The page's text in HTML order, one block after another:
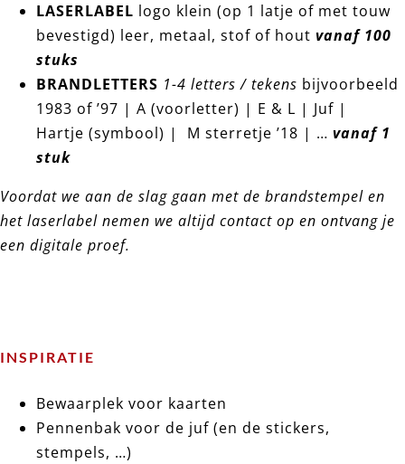
LASERLABEL logo klein (op 1 latje of met touw
bevestigd) leer, metaal, stof of hout vanaf 100
stuks
BRANDLETTERS 1-4 letters / tekens bijvoorbeeld
1983 of ’97 | A (voorletter) | E & L | Juf |
Hartje (symbool) | M sterretje ’18 | … vanaf 1
stuk
Voordat we aan de slag gaan met de brandstempel en
het laserlabel nemen we altijd contact op en ontvang je
een digitale proef.
INSPIRATIE
Bewaarplek voor kaarten
Pennenbak voor de juf (en de stickers,
stempels, …)